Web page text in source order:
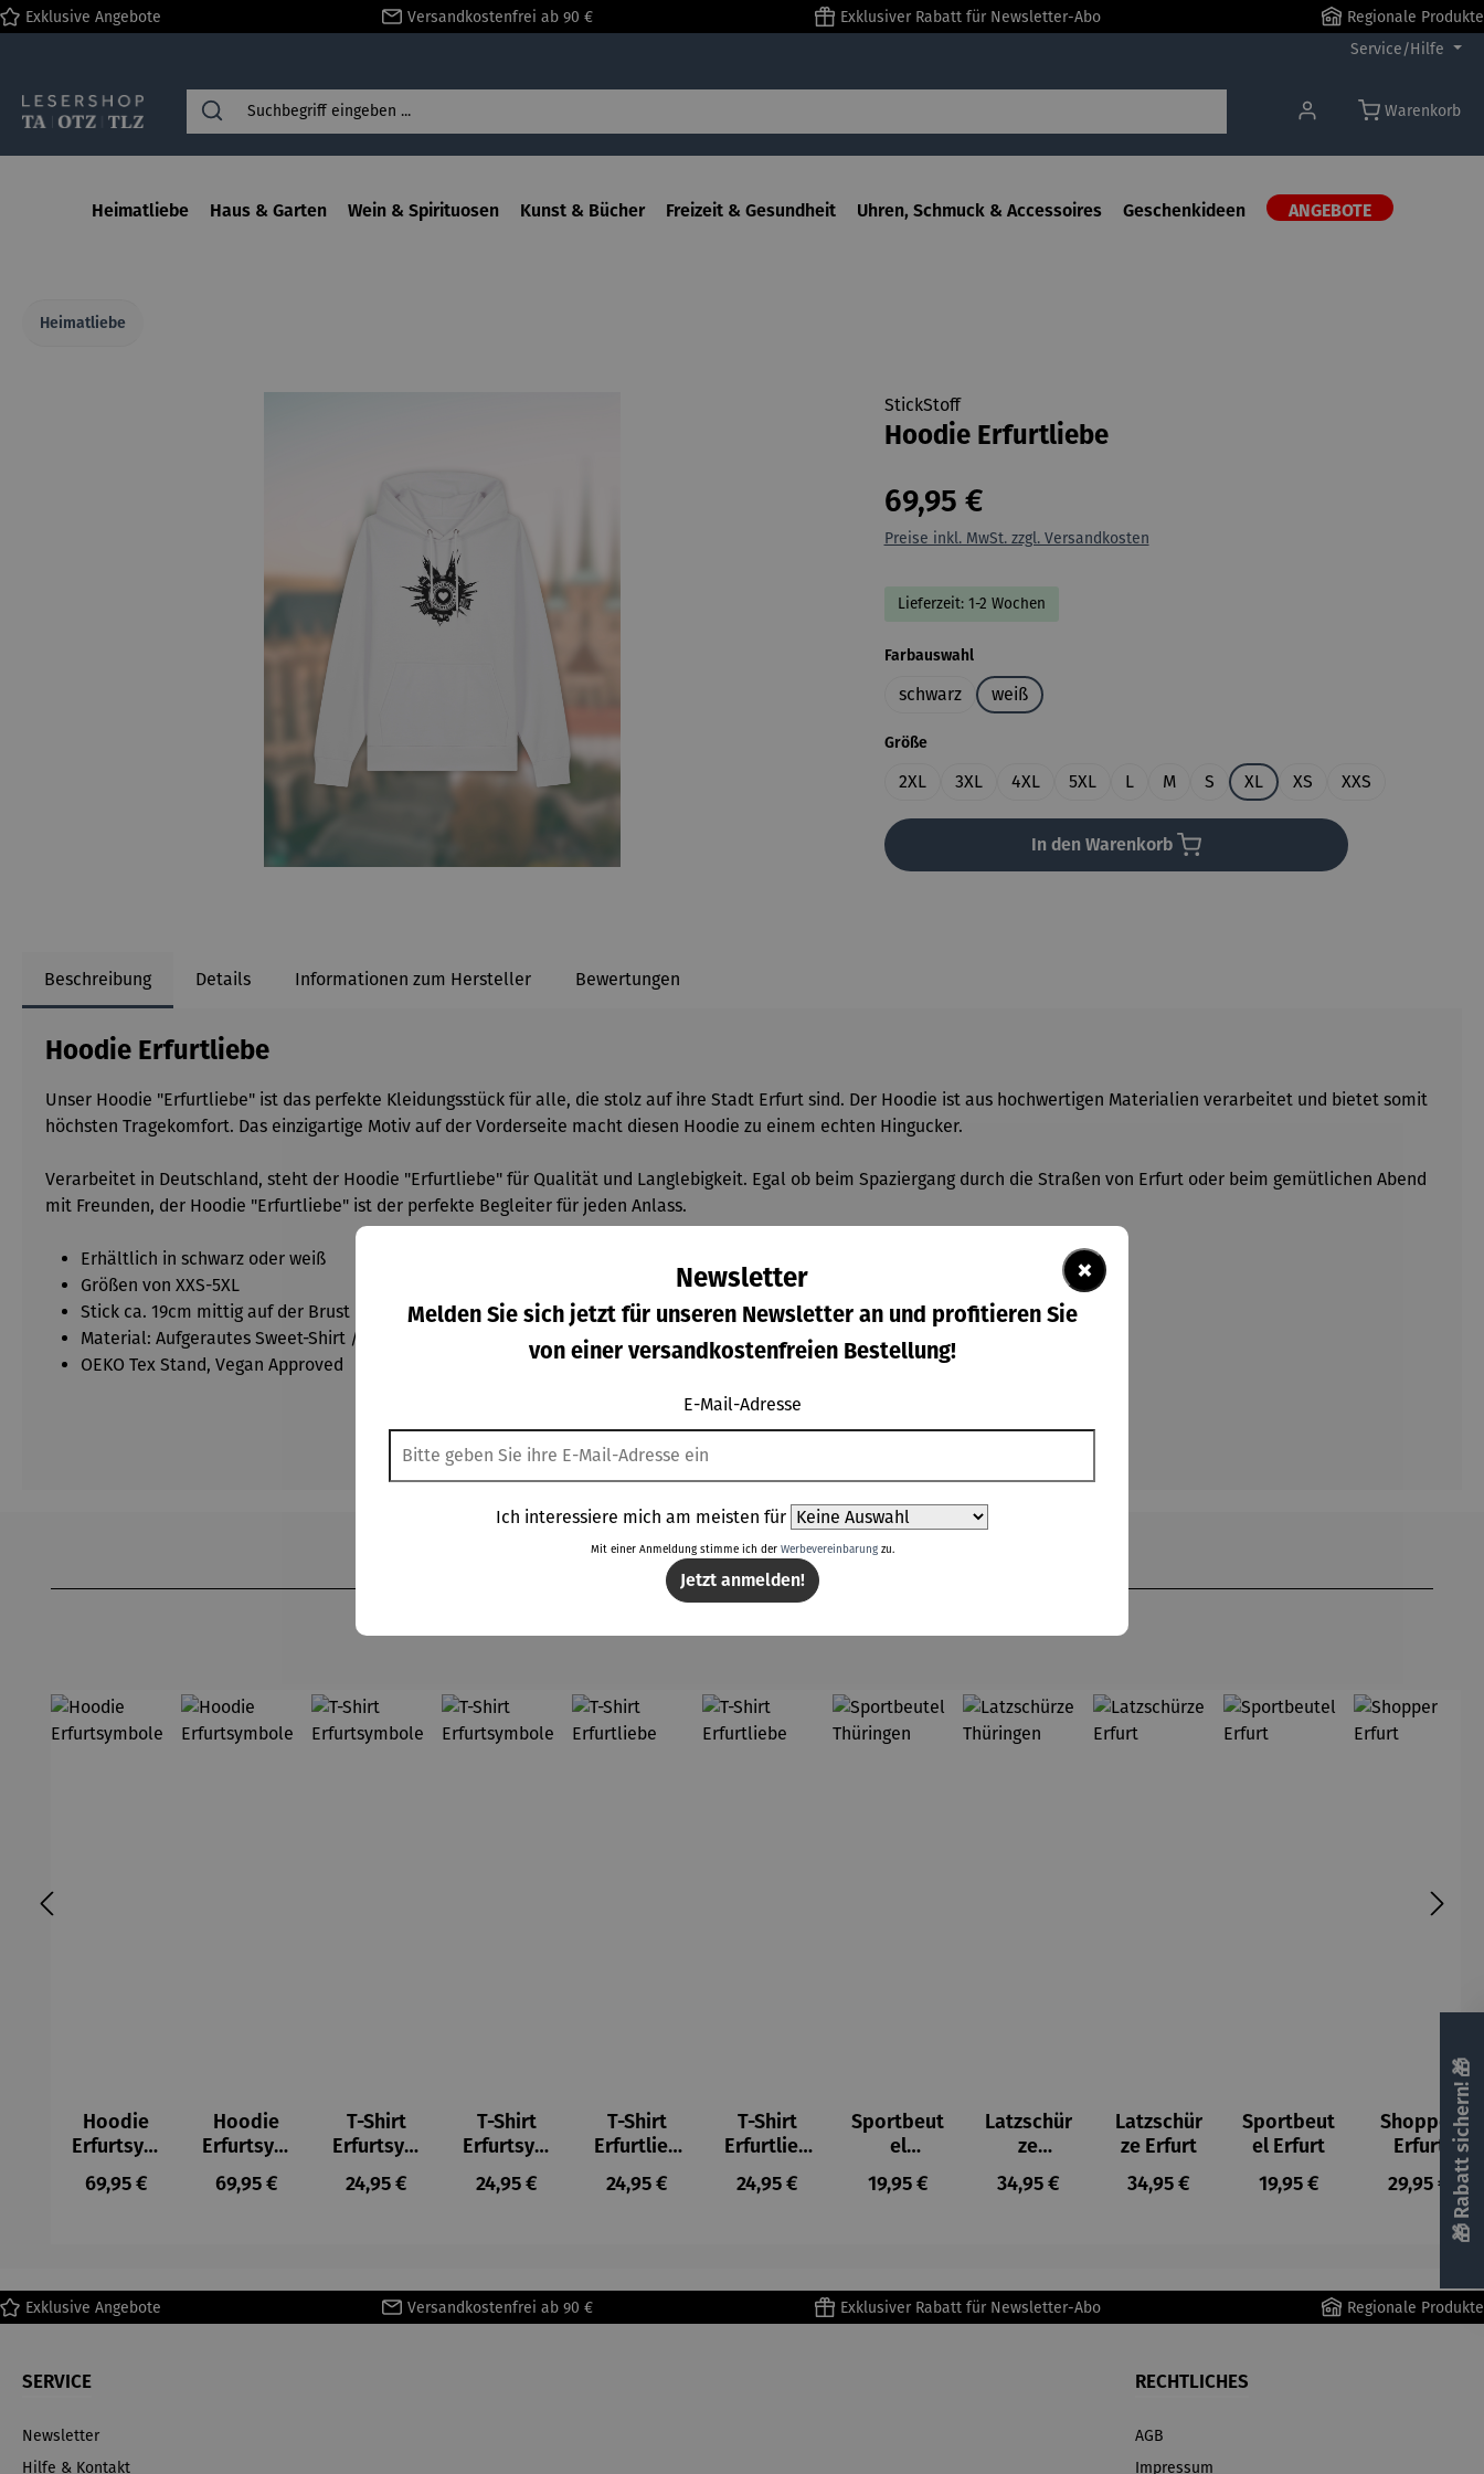
Zur Hauptnavigation springen
Exklusive Angebote Versandkostenfrei ab 90 € Exklusiver Rabatt für Newsletter-Abo
Regionale Produkte
Service/Hilfe
Warenkorb
Heimatliebe Haus & Garten Wein & Spirituosen Kunst & Bücher Freizeit & Gesundheit Uhren, Schmuck & Accessoires Geschenkideen ANGEBOTE
Heimatliebe
StickStoff
Hoodie Erfurtliebe
69,95 €
Preise inkl. MwSt. zzgl. Versandkosten
Lieferzeit: 1-2 Wochen
Farbauswahlauswählen
schwarz weiß
Größeauswählen
2XL 3XL 4XL 5XL L M S XL XS XXS
In den Warenkorb
Beschreibung Details Informationen zum Hersteller Bewertungen
Hoodie Erfurtliebe
Unser Hoodie "Erfurtliebe" ist das perfekte Kleidungsstück für alle, die stolz auf ihre Stadt Erfurt sind. Der Hoodie ist aus hochwertigen Materialien verarbeitet und bietet somit
höchsten Tragekomfort. Das einzigartige Motiv auf der Vorderseite macht diesen Hoodie zu einem echten Hingucker.
Verarbeitet in Deutschland, steht der Hoodie "Erfurtliebe" für Qualität und Langlebigkeit. Egal ob beim Spaziergang durch die Straßen von Erfurt oder beim gemütlichen Abend
mit Freunden, der Hoodie "Erfurtliebe" ist der perfekte Begleiter für jeden Anlass.
Erhältlich in schwarz oder weiß
Größen von XXS-5XL
Stick ca. 19cm mittig auf der Brust
Material: Aufgerautes Sweet-Shirt / 100% gekämmte Bio-Baumwolle / 350 gm/qm
OEKO Tex Stand, Vegan Approved
Hoodie
Erfurtsym
Regulärer Preis:
69,95 €
Hoodie
Erfurtsym
Regulärer Preis:
69,95 €
T-Shirt
Erfurtsym
bole
Regulärer Preis:
24,95 €
T-Shirt
Erfurtsym
bole
Regulärer Preis:
24,95 €
T-Shirt
Erfurtlieb
Regulärer Preis:
24,95 €
T-Shirt
Erfurtlieb
Regulärer Preis:
24,95 €
Sportbeut
el
Thüringen
Regulärer Preis:
19,95 €
Latzschür
ze
Thüringen
Regulärer Preis:
34,95 €
Latzschür
ze Erfurt
Regulärer Preis:
34,95 €
Sportbeut
el Erfurt
Regulärer Preis:
19,95 €
Shopper
Erfurt
Regulärer
29,95 €
Exklusive Angebote Versandkostenfrei ab 90 € Exklusiver Rabatt für Newsletter-Abo Regionale Produkte
SERVICE
Newsletter
Hilfe & Kontakt
RECHTLICHES
AGB
Impressum
🎁 Rabatt sichern! 🎁
×
Newsletter
Melden Sie sich jetzt für unseren Newsletter an und profitieren Sie
von einer versandkostenfreien Bestellung!
E-Mail-Adresse
Ich interessiere mich am meisten für
Mit einer Anmeldung stimme ich der Werbevereinbarungzu.
Jetzt anmelden!